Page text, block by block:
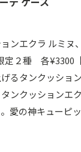
ンエクラ ルミヌ
２種 各¥3300【
るタンクッション
ンクッションエ
愛の神キューピ